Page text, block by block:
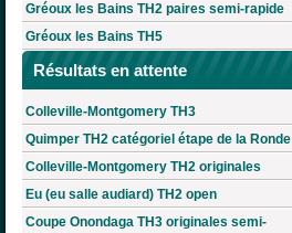
Gréoux les Bains TH2 paires semi-rapide
Gréoux les Bains TH5
Résultats en attente
Colleville-Montgomery TH3
Quimper TH2 catégoriel étape de la Ronde
Colleville-Montgomery TH2 originales
Eu (eu salle audiard) TH2 open
Coupe Onondaga TH3 originales semi-